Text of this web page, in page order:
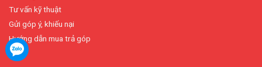
Tư vấn kỹ thuật
Gửi góp ý, khiếu nại
Hướng dẫn mua trả góp